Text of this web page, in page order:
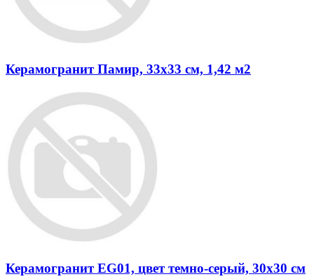
Керамогранит Памир, 33х33 см, 1,42 м2
Керамогранит EG01, цвет темно-серый, 30x30 см